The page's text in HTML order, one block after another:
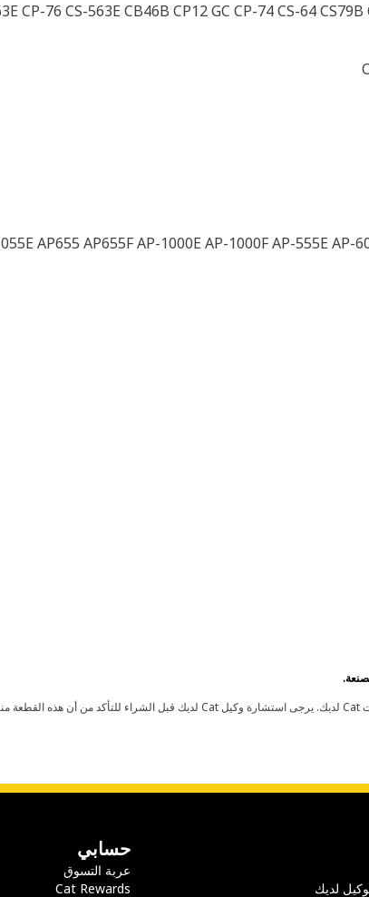
CP-76 CS-563E CB46B CP12 GC CP-74 CS-64
AP655 AP655F AP-1000E AP-1000F AP-555E AP-
لديك
حسابي
عربة التسوق
Cat Rewards